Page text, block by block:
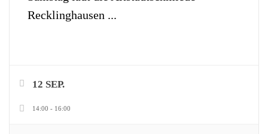
Recklinghausen ...
12 SEP.
14:00 - 16:00